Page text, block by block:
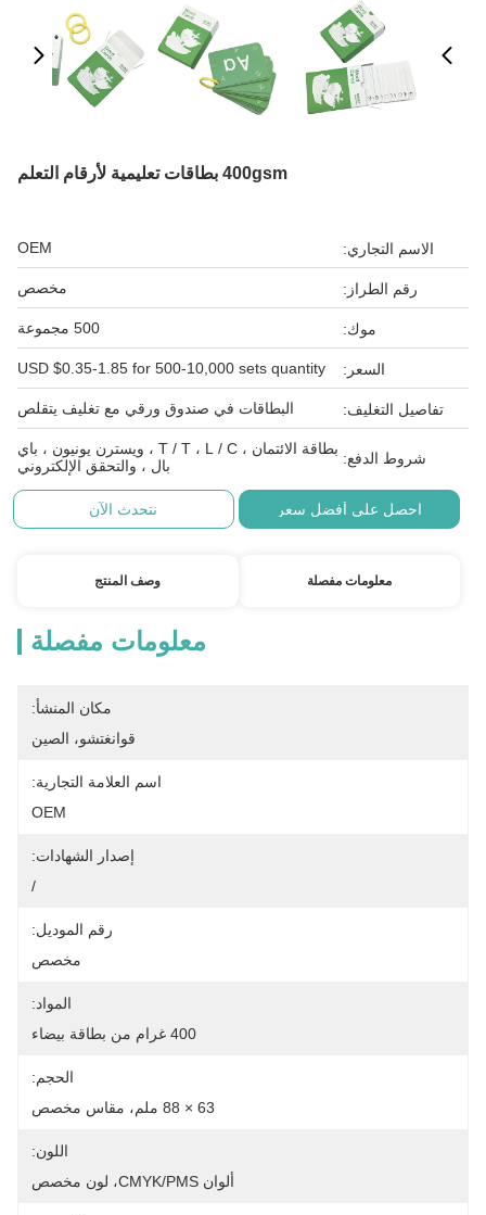
400gsm بطاقات تعليمية لأرقام التعلم
الاسم التجاري: OEM
رقم الطراز: مخصص
موك: 500 مجموعة
السعر: USD $0.35-1.85 for 500-10,000 sets quantity
تفاصيل التغليف: البطاقات في صندوق ورقي مع تغليف يتقلص
شروط الدفع:
بطاقة الائتمان ، T / T ، L / C ، ويسترن يونيون ، باي
بال ، والتحقق الإلكتروني
احصل على أفضل سعر نتحدث الآن
معلومات مفصلة وصف المنتج
معلومات مفصلة
مكان المنشأ:
قوانغتشو، الصين
اسم العلامة التجارية:
OEM
إصدار الشهادات:
/
رقم الموديل:
مخصص
المواد:
400 غرام من بطاقة بيضاء
الحجم:
63 × 88 ملم، مقاس مخصص
اللون:
ألوان CMYK/PMS، لون مخصص